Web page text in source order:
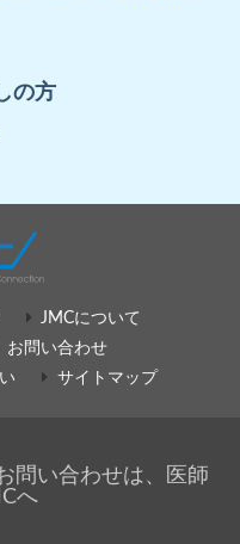
の方
JMCについて
お問い合わせ
サイトマップ
問い合わせは、医師
へ